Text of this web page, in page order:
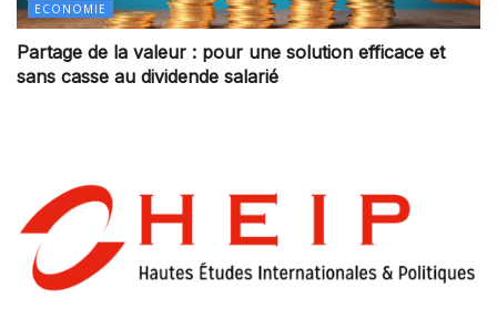
ECONOMIE
Partage de la valeur : pour une solution efficace et
sans casse au dividende salarié